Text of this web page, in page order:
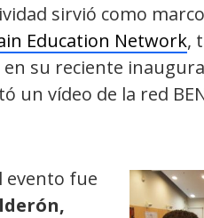
sirvió como
Education Network,
su reciente
un vídeo de la red
evento fue